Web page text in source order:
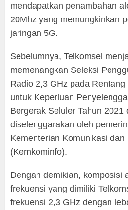
mendapatkan penambahan
20Mhz yang memungkinkan
jaringan 5G.
Sebelumnya, Telkomsel
memenangkan Seleksi
Radio 2,3 GHz pada
untuk Keperluan
Bergerak Seluler Tahun 2021
diselenggarakan oleh
Kementerian Komunikasi dan
(Kemkominfo).
Dengan demikian, komposisi
frekuensi yang dimiliki
frekuensi 2,3 GHz dengan